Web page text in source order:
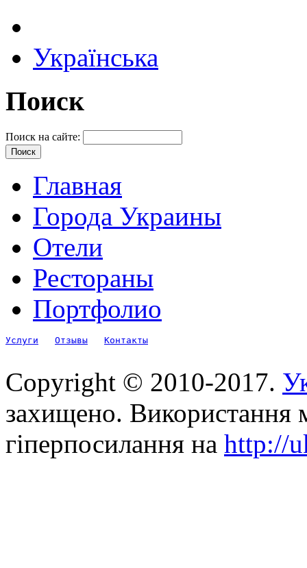
Українська
Поиск
Поиск на сайте:
Главная
Города Украины
Отели
Рестораны
Портфолио
Услуги Отзывы Контакты
Copyright © 2010-2017.
захищено. Використання
гіперпосилання на http://